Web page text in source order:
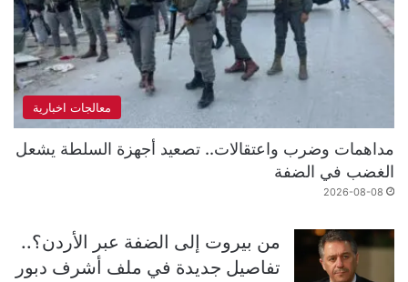
معالجات اخبارية
مداهمات وضرب واعتقالات.. تصعيد أجهزة السلطة يشعل
الغضب في الضفة
2026-08-08
من بيروت إلى الضفة عبر الأردن؟..
تفاصيل جديدة في ملف أشرف دبور